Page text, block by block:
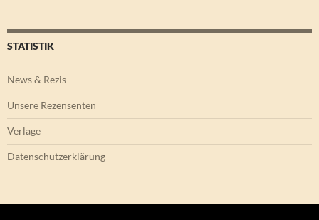
STATISTIK
News & Rezis
Unsere Rezensenten
Verlage
Datenschutzerklärung